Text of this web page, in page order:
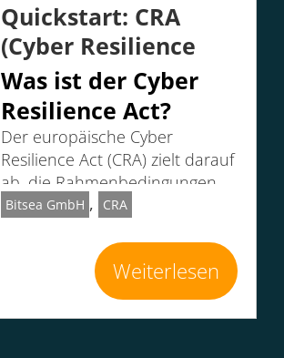
Quickstart: CRA
(Cyber Resilience
Act)
Was ist der Cyber
Resilience Act?
Der europäische Cyber
Resilience Act (CRA) zielt darauf
ab, die Rahmenbedingungen
für die Entwicklung
Bitsea GmbH , CRA
Weiterlesen